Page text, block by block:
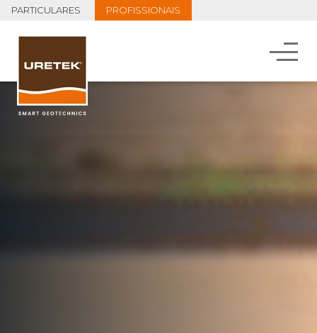
PARTICULARES PROFISSIONAIS